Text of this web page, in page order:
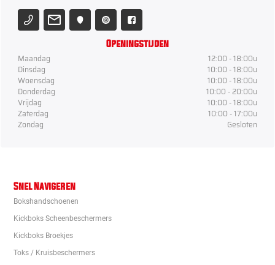
Openingstijden
Maandag
12:00 - 18:00u
Dinsdag
10:00 - 18:00u
Woensdag
10:00 - 18:00u
Donderdag
10:00 - 20:00u
Vrijdag
10:00 - 18:00u
Zaterdag
10:00 - 17:00u
Zondag
Gesloten
Snel Navigeren
Bokshandschoenen
Kickboks Scheenbeschermers
Kickboks Broekjes
Toks / Kruisbeschermers